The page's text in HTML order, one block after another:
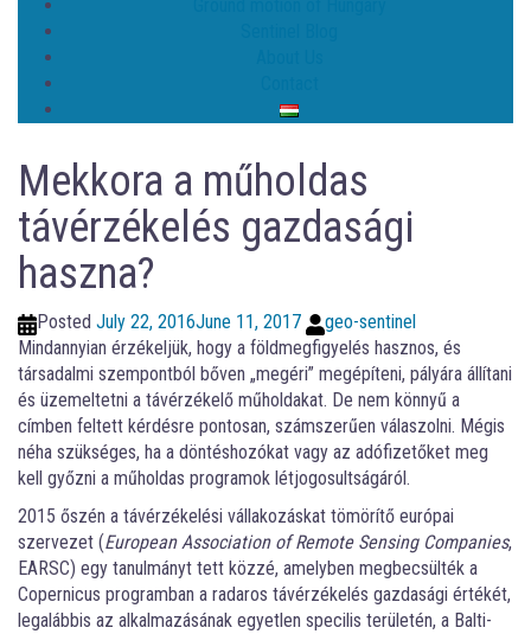
Mekkora a műholdas
távérzékelés gazdasági
haszna?
Posted July 22, 2016June 11, 2017
geo-sentinel
Mindannyian érzékeljük, hogy a földmegfigyelés hasznos, és
társadalmi szempontból bőven „megéri” megépíteni, pályára állítani
és üzemeltetni a távérzékelő műholdakat. De nem könnyű a
címben feltett kérdésre pontosan, számszerűen válaszolni. Mégis
néha szükséges, ha a döntéshozókat vagy az adófizetőket meg
kell győzni a műholdas programok létjogosultságáról.
2015 őszén a távérzékelési vállakozáskat tömörítő európai
szervezet (European Association of Remote Sensing Companies,
EARSC) egy tanulmányt tett közzé, amelyben megbecsülték a
Copernicus programban a radaros távérzékelés gazdasági értékét,
legalábbis az alkalmazásának egyetlen specilis területén, a Balti-